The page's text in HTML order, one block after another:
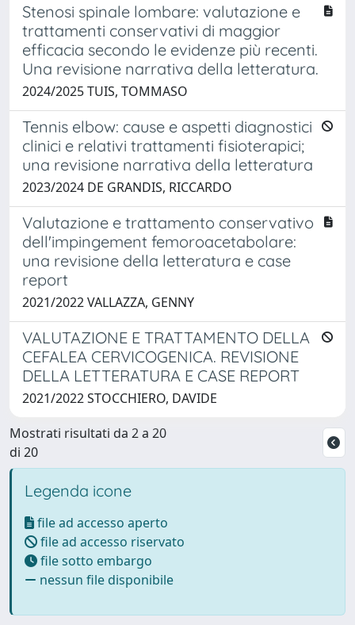
Stenosi spinale lombare: valutazione e
trattamenti conservativi di maggior
efficacia secondo le evidenze più recenti.
Una revisione narrativa della letteratura.
2024/2025 TUIS, TOMMASO
Tennis elbow: cause e aspetti diagnostici
clinici e relativi trattamenti fisioterapici;
una revisione narrativa della letteratura
2023/2024 DE GRANDIS, RICCARDO
Valutazione e trattamento conservativo
dell'impingement femoroacetabolare:
una revisione della letteratura e case
report
2021/2022 VALLAZZA, GENNY
VALUTAZIONE E TRATTAMENTO DELLA
CEFALEA CERVICOGENICA. REVISIONE
DELLA LETTERATURA E CASE REPORT
2021/2022 STOCCHIERO, DAVIDE
Mostrati risultati da 2 a 20
di 20
Legenda icone
file ad accesso aperto
file ad accesso riservato
file sotto embargo
nessun file disponibile